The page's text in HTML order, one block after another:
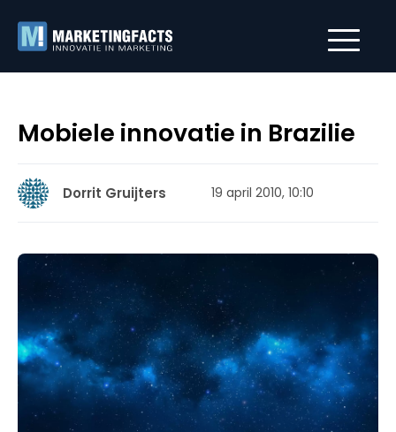
Mobiele innovatie in Brazilie
Dorrit Gruijters 19 april 2010, 10:10